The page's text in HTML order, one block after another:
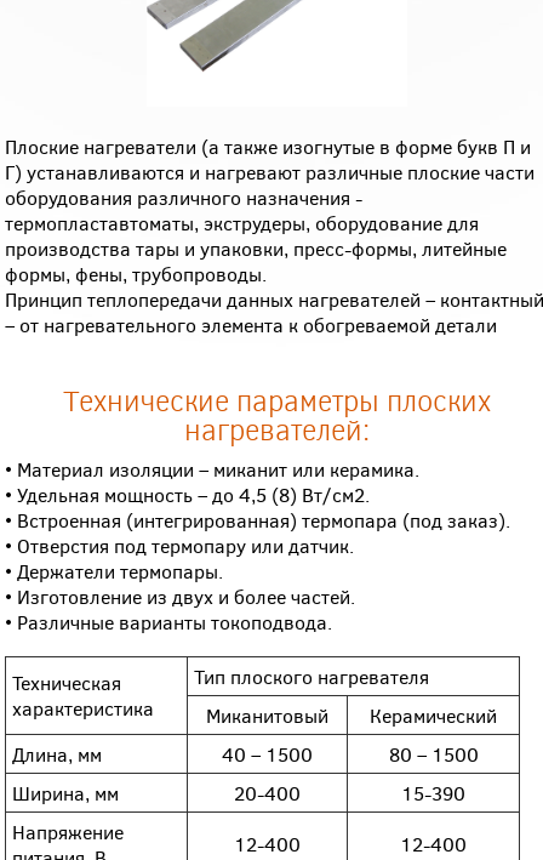
Плоские нагреватели (а также изогнутые в форме букв П и
Г) устанавливаются и нагревают различные плоские части
оборудования различного назначения -
термопластавтоматы, экструдеры, оборудование для
производства тары и упаковки, пресс-формы, литейные
формы, фены, трубопроводы.
Принцип теплопередачи данных нагревателей –
– от нагревательного элемента к обогреваемой детали
Технические параметры плоских
нагревателей:
• Материал изоляции – миканит или керамика.
• Удельная мощность – до 4,5 (8) Вт/см2.
• Встроенная (интегрированная) термопара (под заказ).
• Отверстия под термопару или датчик.
• Держатели термопары.
• Изготовление из двух и более частей.
• Различные варианты токоподвода.
Техническая
характеристика
Тип плоского нагревателя
Миканитовый
Керамический
Длина, мм
40 – 1500
80 – 1500
Ширина, мм
20-400
15-390
Напряжение
12-400 12-400